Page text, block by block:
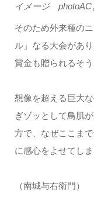
イメージ photoAC
そのため外来種の
ル」なる大会があ
賞金も贈られるそう
想像を超える巨大
ぎゾッとして鳥肌
方で、なぜここま
に感心をよせてしま
（南城与右衛門）